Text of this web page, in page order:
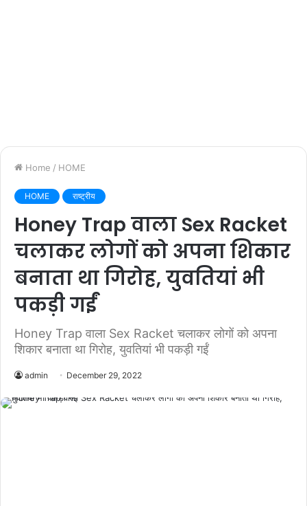
Home / HOME
HOME राष्ट्रीय
Honey Trap वाला Sex Racket
चलाकर लोगों को अपना शिकार
बनाता था गिरोह, युवतियां भी
पकड़ी गईं
Honey Trap वाला Sex Racket चलाकर लोगों को अपना
शिकार बनाता था गिरोह, युवतियां भी पकड़ी गईं
admin December 29, 2022